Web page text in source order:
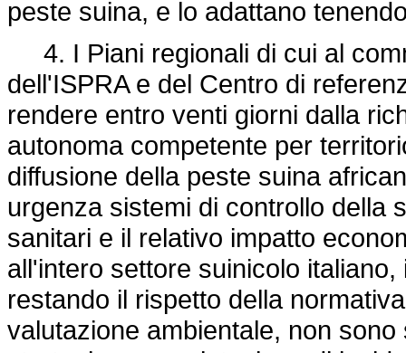
peste suina, e lo adattano
4. I Piani regionali di cui al
dell'ISPRA e del Centro di
rendere entro venti giorni dalla
autonoma competente per
diffusione della peste suina
urgenza sistemi di controllo della
sanitari e il relativo impatto
all'intero settore suinicolo
restando il rispetto della
valutazione ambientale, non